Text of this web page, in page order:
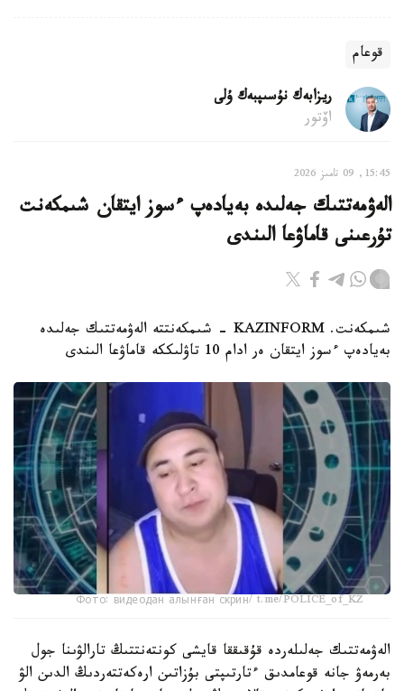
قوعام
ريزابەك نۇسىپبەك ۇلى
اۆتور
15:45, 09 تامىز 2026
الەۋمەتتىك جەلىدە بەيادەپ ءسوز ايتقان شىمكەنت
تۇرعىنى قاماۋعا الىندى
شىمكەنت. KAZINFORM - شىمكەنتتە الەۋمەتتىك جەلىدە
بەيادەپ ءسوز ايتقان ەر ادام 10 تاۋلىككە قاماۋعا الىندى
Фото: видеодан алынған скрин/ t.me/POLICE_of_KZ
الەۋمەتتىك جەلىلەردە قۇقىققا قايشى كونتەنتتىڭ تارالۋىنا جول
بەرمەۋ جانە قوعامدىق ءتارتىپتى بۇزاتىن ارەكەتتەردىڭ الدىن الۋ